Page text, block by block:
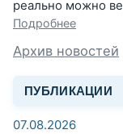
реально можно
Подробнее
Архив новостей
ПУБЛИКАЦИИ
07.08.2026